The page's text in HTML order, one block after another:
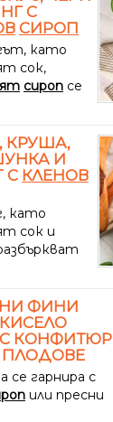
С
СИРОП
като
сок,
сироп се
КРУША,
И
С КЛЕНОВ
като
сок и
ФИНИ
КОНФИТЮР
ПЛОДОВЕ
се гарнира с
или пресни